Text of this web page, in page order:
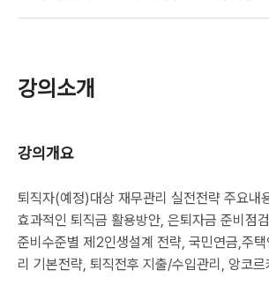
강의소개
강의개요
퇴직자(예정)대상 재무관리 실전전략 주요내
효과적인 퇴직금 활용방안, 은퇴자금 준비점
준비수준별 제2인생설계 전략, 국민연금,주
리 기본전략, 퇴직전후 지출/수입관리, 앙코르